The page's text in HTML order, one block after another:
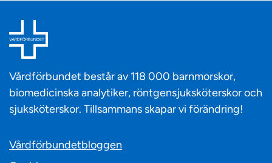
Vårdförbundet består av 118 000 barnmorskor,
biomedicinska analytiker, röntgensjuksköterskor och
sjuksköterskor. Tillsammans skapar vi förändring!
Vårdförbundetbloggen